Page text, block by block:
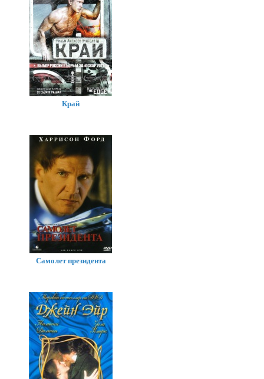
Край
Самолет президента